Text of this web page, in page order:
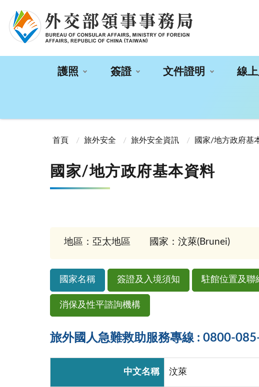
護照 簽證 文件證明 線
首頁
旅外安全 旅外安全資訊 國家/地方政府基
國家/地方政府基本資料
地區：亞太地區 國家：汶萊(Brunei)
國家名稱 簽證及入境須知 駐館位置及聯
消保及性平諮詢機構
旅外國人急難救助服務專線 : 0800-
中文名稱 汶萊